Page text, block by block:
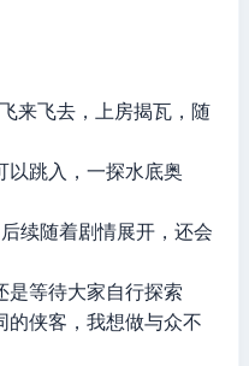
来飞去，上房揭瓦，随
以跳入，一探水底奥
续随着剧情展开，还会
是等待大家自行探索
的侠客，我想做与众不